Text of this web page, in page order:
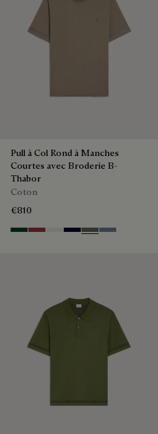
Pull à Col Rond à Manches
Courtes avec Broderie B-
Thabor
Coton
€810
Green Smoke
Red Ocher
Off White
Nero Blue
SepiaDark Woad